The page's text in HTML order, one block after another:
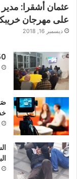
عثمان أشقرا:
على مهرجان
ديسمبر 16, 2018
50 مُشرّدًا يَسْتَفيدُون